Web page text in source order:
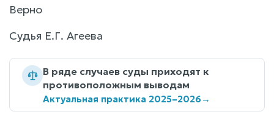
Верно
Судья Е.Г. Агеева
В ряде случаев суды приходят к
противоположным выводам
Актуальная практика 2025–2026→